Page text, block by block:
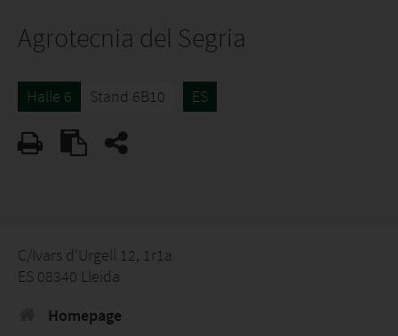
Agrotecnia del Segria
Halle 6 Stand 6B10 ES
C/Ivars d'Urgell 12, 1r1a
ES 08340 Lleida
Homepage